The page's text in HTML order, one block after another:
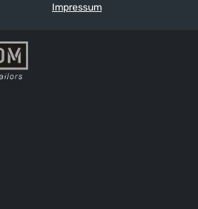
Impressum